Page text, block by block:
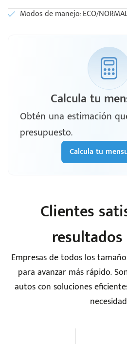
Modos de manejo: ECO/
Calcula tu
Obtén una estimación
presupuesto.
Calcula tu
Clientes
Empresas de todos los
para avanzar más rápido.
autos con soluciones